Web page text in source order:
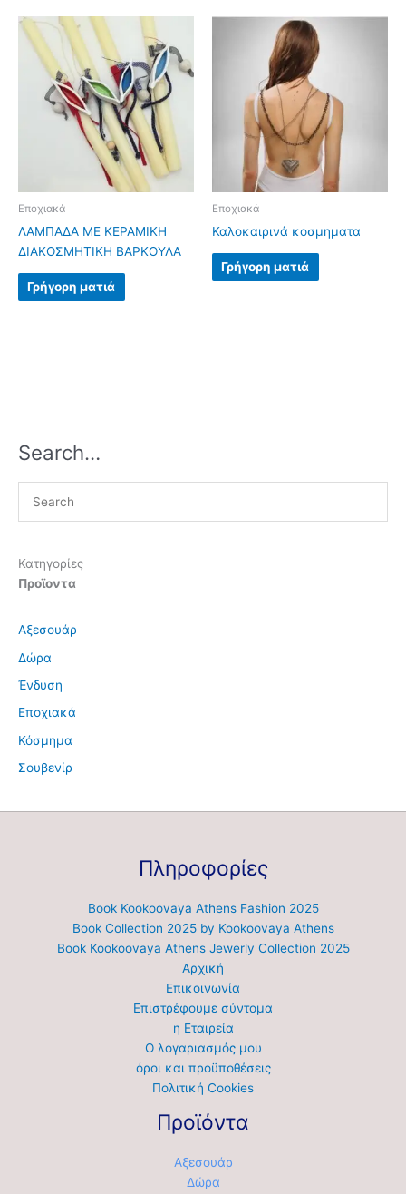
Εποχιακά
ΛΑΜΠΑΔΑ ΜΕ ΚΕΡΑΜΙΚΗ
ΔΙΑΚΟΣΜΗΤΙΚΗ ΒΑΡΚΟΥΛΑ
Γρήγορη ματιά
Εποχιακά
Καλοκαιρινά κοσμηματα
Γρήγορη ματιά
Search…
Κατηγορίες
Προϊοντα
Αξεσουάρ
Δώρα
Ένδυση
Εποχιακά
Κόσμημα
Σουβενίρ
Πληροφορίες
Book Kookoovaya Athens Fashion 2025
Book Collection 2025 by Kookoovaya Athens
Book Kookoovaya Athens Jewerly Collection 2025
Αρχική
Επικοινωνία
Επιστρέφουμε σύντομα
η Εταιρεία
Ο λογαριασμός μου
όροι και προϋποθέσεις
Πολιτική Cookies
Προϊόντα
Αξεσουάρ
Δώρα